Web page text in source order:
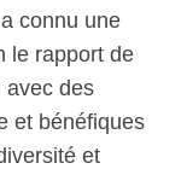
connu une
le rapport de
avec des
et bénéfiques
et